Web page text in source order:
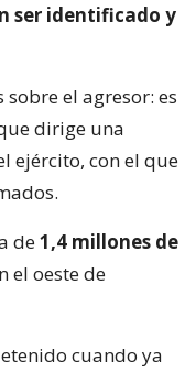
ser identificado y
el agresor: es
dirige una
ejército, con el que
de1,4 millones de
el oeste de
cuando ya